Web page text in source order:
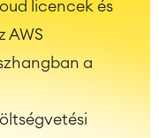
licencek és
AWS
a